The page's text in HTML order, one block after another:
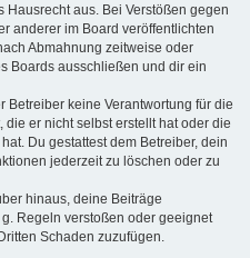
Hausrecht aus. Bei Verstößen gegen
anderer im Board veröffentlichten
Abmahnung zeitweise oder
Boards ausschließen und dir ein
Betreiber keine Verantwortung für die
er nicht selbst erstellt hat oder die
Du gestattest dem Betreiber, dein
jederzeit zu löschen oder zu
hinaus, deine Beiträge
Regeln verstoßen oder geeignet
Schaden zuzufügen.